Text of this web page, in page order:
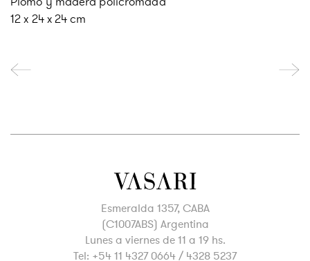
12 x 24 x 24 cm
Esmeralda 1357, CABA
(C1007ABS) Argentina
Lunes a viernes de 11 a 19 hs.
Tel: +54 11 4327 0664 / 4328 5237